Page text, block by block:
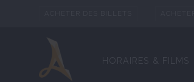
HORAIRES & FILMS